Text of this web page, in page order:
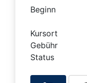
Beginn
Kursort
Gebühr
Status